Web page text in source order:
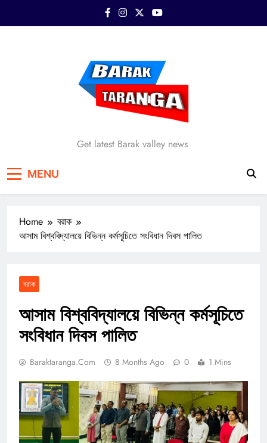
Barak Taranga
Get latest Barak valley news
MENU
Home
বরাক
আসাম বিশ্ববিদ্যালয়ে বিভিন্ন কর্মসূচিতে সংবিধান দিবস পালিত
বরাক
আসাম বিশ্ববিদ্যালয়ে বিভিন্ন কর্মসূচিতে
সংবিধান দিবস পালিত
Baraktaranga.com 8 Months Ago 0 1 Mins